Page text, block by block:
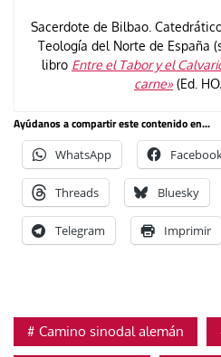
Sacerdote de Bilbao.
Teologí­a del Norte de España
libro Entre el Tabor y el
carne» (Ed.
Ayúdanos a compartir este contenido en...
WhatsApp
Threads Bluesky
Telegram Imprimir
Camino sinodal alemán